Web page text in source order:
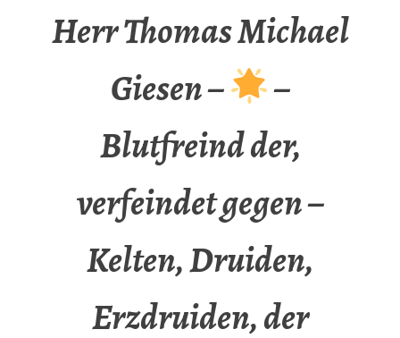
Herr Thomas Michael
Giesen –
–
Blutfreind der,
verfeindet gegen –
Kelten, Druiden,
Erzdruiden, der